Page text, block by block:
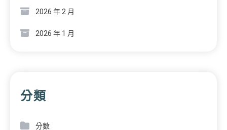
2026 年 2 月
2026 年 1 月
分類
分數